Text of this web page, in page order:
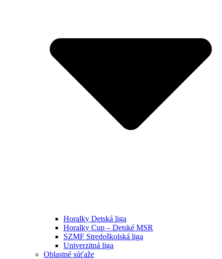
Horalky Detská liga
Horalky Cup – Detské MSR
SZMF Stredoškolská liga
Univerzitná liga
Oblastné súťaže